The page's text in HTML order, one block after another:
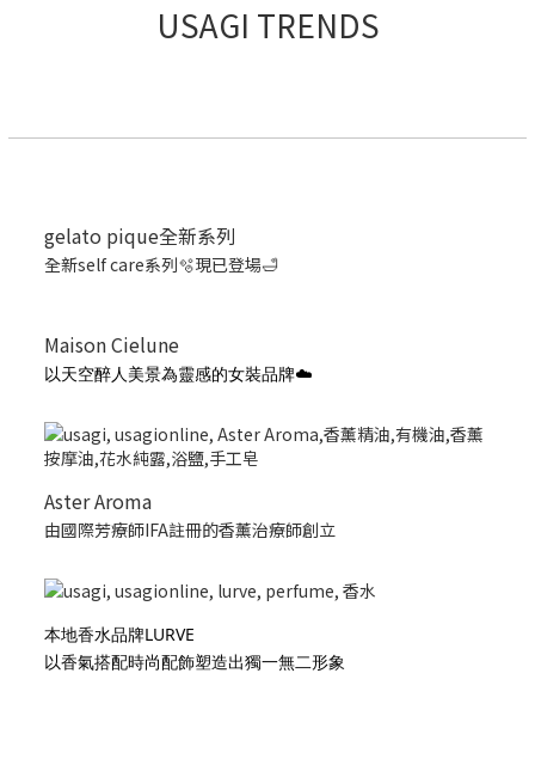
USAGI TRENDS
gelato pique全新系列
全新self care系列🫧現已登場🛁
Maison Cielune
以天空醉人美景為靈感的女裝品牌☁️
Aster Aroma
由國際芳療師IFA註冊的香薰治療師創立
本地香水品牌LURVE
以香氣搭配時尚配飾塑造出獨一無二形象